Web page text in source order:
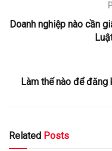
Doanh nghiệp nào cần
Làm thế nào để đăng
Related Posts